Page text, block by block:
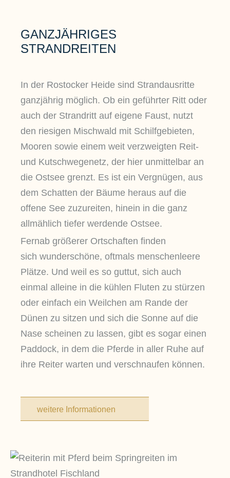
GANZJÄHRIGES
STRANDREITEN
In der Rostocker Heide sind Strandausritte
ganzjährig möglich. Ob ein geführter Ritt oder
auch der Strandritt auf eigene Faust, nutzt
den riesigen Mischwald mit Schilfgebieten,
Mooren sowie einem weit verzweigten Reit-
und Kutschwegenetz, der hier unmittelbar an
die Ostsee grenzt. Es ist ein Vergnügen, aus
dem Schatten der Bäume heraus auf die
offene See zuzureiten, hinein in die ganz
allmählich tiefer werdende Ostsee.
Fernab größerer Ortschaften finden
sich wunderschöne, oftmals menschenleere
Plätze. Und weil es so guttut, sich auch
einmal alleine in die kühlen Fluten zu stürzen
oder einfach ein Weilchen am Rande der
Dünen zu sitzen und sich die Sonne auf die
Nase scheinen zu lassen, gibt es sogar einen
Paddock, in dem die Pferde in aller Ruhe auf
ihre Reiter warten und verschnaufen können.
weitere Informationen